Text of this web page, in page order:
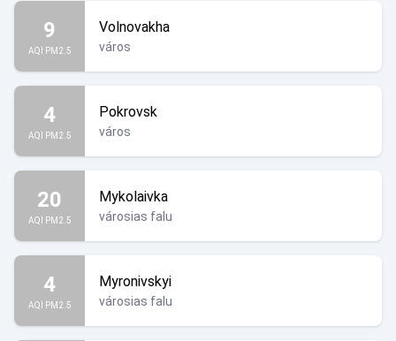
9
AQI PM2.5
Volnovakha
város
4
AQI PM2.5
Pokrovsk
város
20
AQI PM2.5
Mykolaivka
városias falu
4
AQI PM2.5
Myronivskyi
városias falu